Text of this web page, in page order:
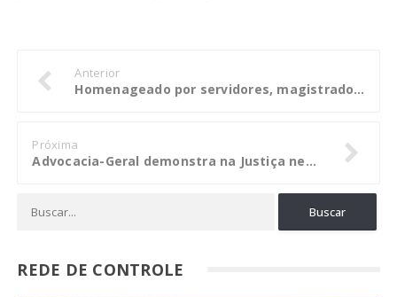
Anterior
Homenageado por servidores, magistrados e advogados, juiz Rodrigo Curvo se despede do Pleno do TRE-MT
Próxima
Advocacia-Geral demonstra na Justiça necessidade de intimação pessoal de procuradoria
REDE DE CONTROLE